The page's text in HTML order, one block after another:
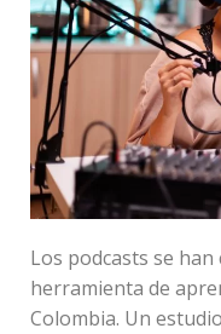
Los podcasts se
herramienta de
Colombia. Un